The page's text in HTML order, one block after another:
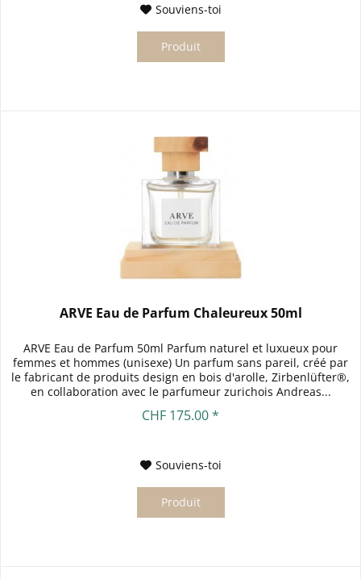
Souviens-toi
Produit
ARVE Eau de Parfum Chaleureux 50ml
ARVE Eau de Parfum 50ml Parfum naturel et luxueux pour
femmes et hommes (unisexe) Un parfum sans pareil, créé par
le fabricant de produits design en bois d'arolle, Zirbenlüfter®,
en collaboration avec le parfumeur zurichois Andreas...
CHF 175.00 *
Souviens-toi
Produit